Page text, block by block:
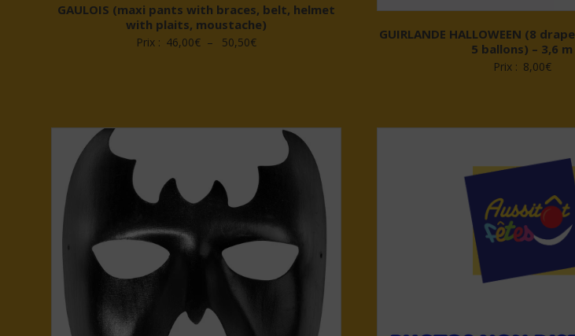
GAULOIS (maxi pants with braces, belt, helmet
with plaits, moustache)
Prix : 46,00€ – 50,50€Plage
50,50€
GUIRLANDE HALLOWEEN (8
5 ballons) – 3,6 m
Prix : 8,00€